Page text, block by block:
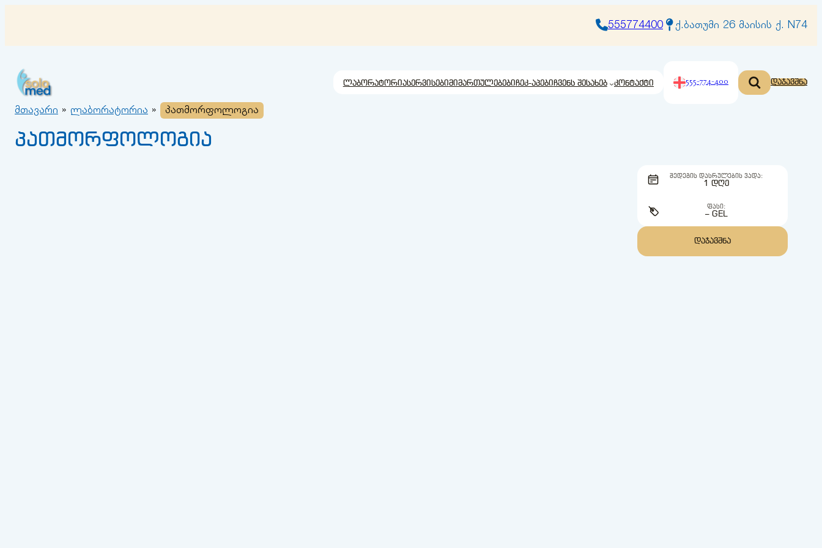
555774400 ქ.ბათუმი 26 მაისის ქ. N74
ლაბორატორიასერვისებიმიმართულებები ჩეკ-აპები ჩვენს შესახებ კონტაქტი 555-774-400 დაჯავშნა
მთავარი » ლაბორატორია » პათმორფოლოგია
პათმორფოლოგია
ᲨᲔᲓᲔᲒᲘᲡ ᲓᲐᲡᲠᲣᲚᲔᲑᲘᲡ ᲕᲐᲓᲐ:
1 ᲓᲦᲔ
ᲤᲐᲡᲘ:
– GEL
ᲓᲐᲯᲐᲕᲨᲜᲐ